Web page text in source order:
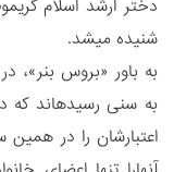
دختر ارشد اسلام
شنیده می­شد.
به باور «بروس بنر»،
به سنی رسیده­اند که
اعتبارشان را در همین